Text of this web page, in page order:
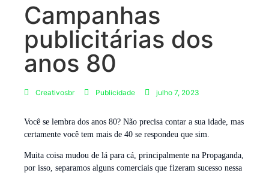
Campanhas
publicitárias dos
anos 80
Creativosbr Publicidade julho 7, 2023
Você se lembra dos anos 80? Não precisa contar a sua idade, mas
certamente você tem mais de 40 se respondeu que sim.
Muita coisa mudou de lá para cá, principalmente na Propaganda,
por isso, separamos alguns comerciais que fizeram sucesso nessa